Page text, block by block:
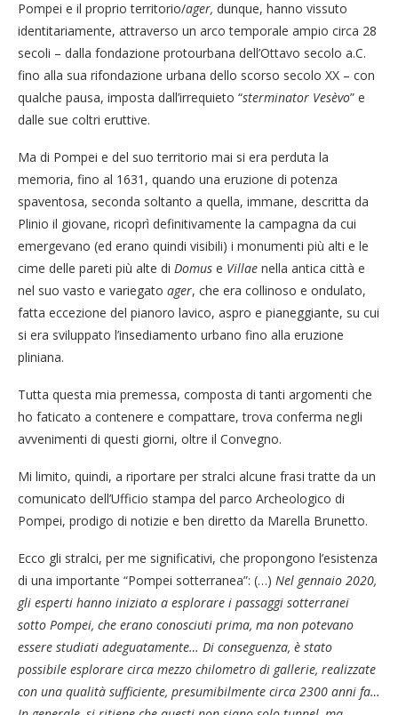
Pompei e il proprio territorio/ager, dunque, hanno vissuto
identitariamente, attraverso un arco temporale ampio circa 28
secoli – dalla fondazione protourbana dell’Ottavo secolo a.C.
fino alla sua rifondazione urbana dello scorso secolo XX – con
qualche pausa, imposta dall’irrequieto “sterminator Vesèvo” e
dalle sue coltri eruttive.
Ma di Pompei e del suo territorio mai si era perduta la
memoria, fino al 1631, quando una eruzione di potenza
spaventosa, seconda soltanto a quella, immane, descritta da
Plinio il giovane, ricoprì definitivamente la campagna da cui
emergevano (ed erano quindi visibili) i monumenti più alti e le
cime delle pareti più alte di Domus e Villae nella antica città e
nel suo vasto e variegato ager, che era collinoso e ondulato,
fatta eccezione del pianoro lavico, aspro e pianeggiante, su cui
si era sviluppato l’insediamento urbano fino alla eruzione
pliniana.
Tutta questa mia premessa, composta di tanti argomenti che
ho faticato a contenere e compattare, trova conferma negli
avvenimenti di questi giorni, oltre il Convegno.
Mi limito, quindi, a riportare per stralci alcune frasi tratte da un
comunicato dell’Ufficio stampa del parco Archeologico di
Pompei, prodigo di notizie e ben diretto da Marella Brunetto.
Ecco gli stralci, per me significativi, che propongono l’esistenza
di una importante “Pompei sotterranea”: (…) Nel gennaio 2020,
gli esperti hanno iniziato a esplorare i passaggi sotterranei
sotto Pompei, che erano conosciuti prima, ma non potevano
essere studiati adeguatamente… Di conseguenza, è stato
possibile esplorare circa mezzo chilometro di gallerie, realizzate
con una qualità sufficiente, presumibilmente circa 2300 anni fa…